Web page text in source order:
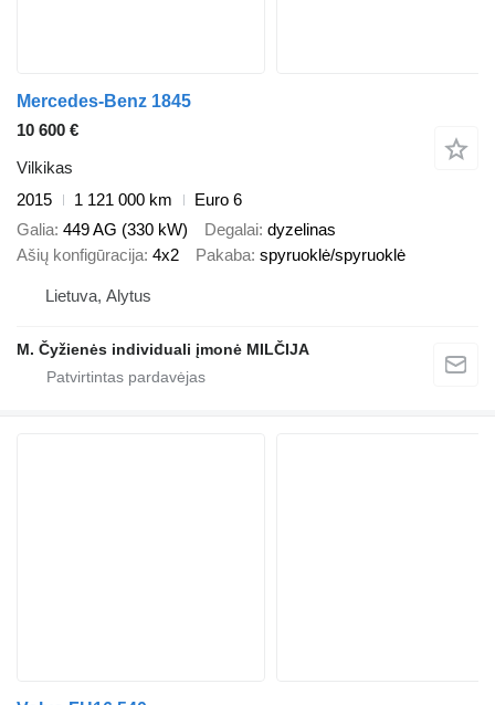
Mercedes-Benz 1845
10 600 €
Vilkikas
2015
1 121 000 km
Euro 6
Galia 449 AG (330 kW) Degalai dyzelinas
Ašių konfigūracija 4x2 Pakaba spyruoklė/spyruoklė
Lietuva, Alytus
M. Čyžienės individuali įmonė MILČIJA